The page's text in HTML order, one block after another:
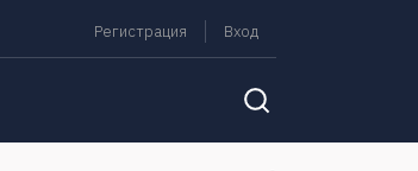
Регистрация Вход